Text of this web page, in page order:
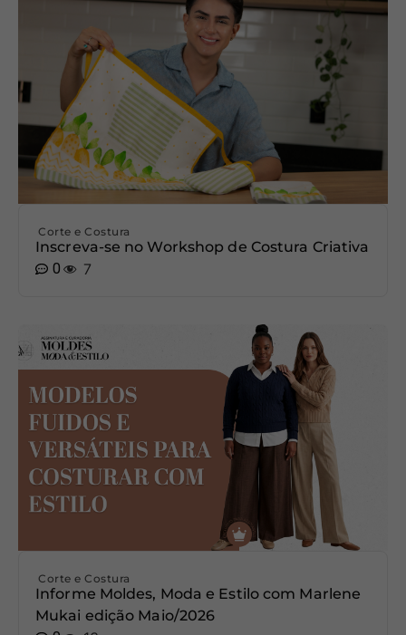
Corte e Costura
Inscreva-se no Workshop de Costura Criativa
0
7
Corte e Costura
Informe Moldes, Moda e Estilo com Marlene
Mukai edição Maio/2026